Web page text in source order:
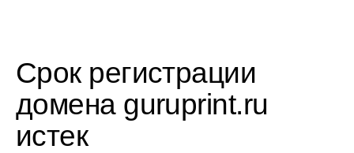
Срок регистрации
домена guruprint.ru
истек